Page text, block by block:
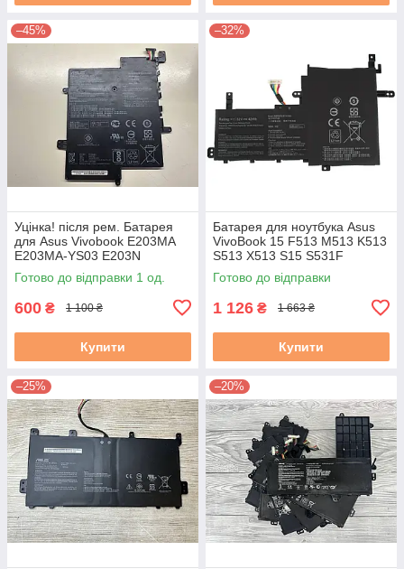
–45%
Уцінка! після рем. Батарея
для Asus Vivobook E203MA
E203MA-YS03 E203N
E203NA-1A (C21N1629) Знос
5-20% бу #
Готово до відправки 1 од.
600 ₴ 1 100 ₴
Купити
–32%
Батарея для ноутбука Asus
VivoBook 15 F513 M513 K513
S513 X513 S15 S531F
(B31N1842) 11.5V чорна
Готово до відправки
1 126 ₴ 1 663 ₴
Купити
–25% –20%